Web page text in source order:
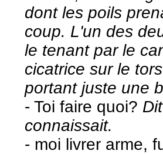
dont les poils
coup. L'un des
le tenant par le
cicatrice sur le
portant juste une
- Toi faire quoi?
connaissait.
- moi livrer arme,